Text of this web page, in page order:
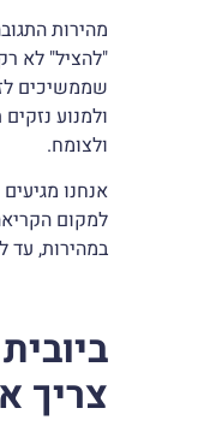
מהירות
"להציל" לא
שממשיכים
ולמנוע
ולצומח.
אנחנו
למקום
במהירות,
צריך